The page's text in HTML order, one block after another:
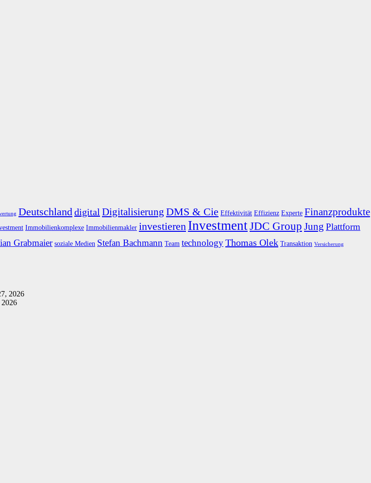
Deutschlanddigital Digitalisierung DMS & Cie Effektivität Effizienz Experte Finanzprodukte
Immobilienkomplexe Immobilienmakler investieren InvestmentJDC Group Jung Plattform
Grabmaier soziale Medien Stefan Bachmann Team technologyThomas Olek Transaktion Versicherung
2026